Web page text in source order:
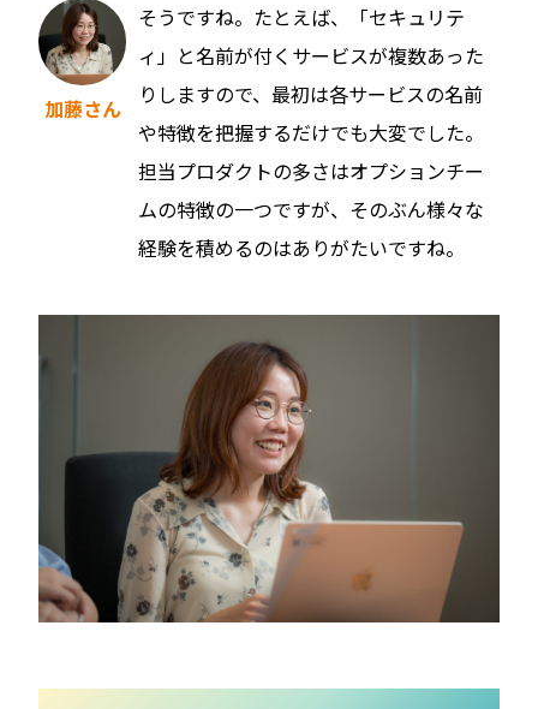
加藤さん
そうですね。たとえば、「セキュリテ
ィ」と名前が付くサービスが複数あった
りしますので、最初は各サービスの名前
や特徴を把握するだけでも大変でした。
担当プロダクトの多さはオプションチー
ムの特徴の一つですが、そのぶん様々な
経験を積めるのはありがたいですね。